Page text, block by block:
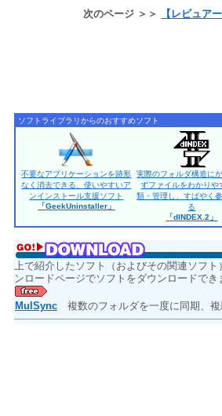
次のページ ＞＞ 【レビュア
ソフトライブラリからのおすすめソフト
不要なアプリケーションを跡形
なく消去できる、使いやすいア
ンインストール支援ソフト
「GeekUninstaller」
実際のフォルダ構造に
ずファイルをわかりや
類・管理し、すばやく
る
「dINDEX.2」
上で紹介したソフト（およびその関連ソフ
ンロードページでソフトをダウンロードで
MulSync 複数のフォルダを一度に同期、複